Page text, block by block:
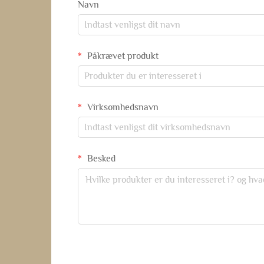
Navn
Påkrævet produkt
Virksomhedsnavn
Besked